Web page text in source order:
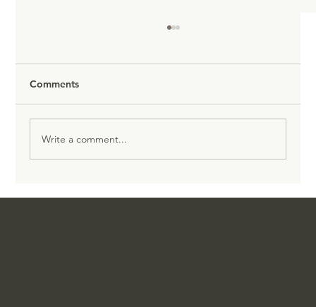
Comments
Write a comment...